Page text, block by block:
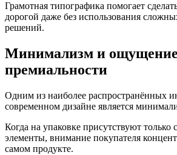
Грамотная типографика помогает
дорогой даже без использования
решений.
Минимализм и ощущение
премиальности
Одним из наиболее распространённых
современном дизайне является
Когда на упаковке присутствуют
элементы, внимание покупателя
самом продукте.